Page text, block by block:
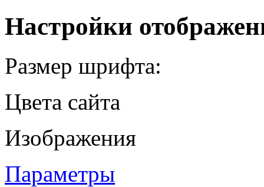
Настройки
Размер шрифта:
Цвета сайта
Изображения
Параметры